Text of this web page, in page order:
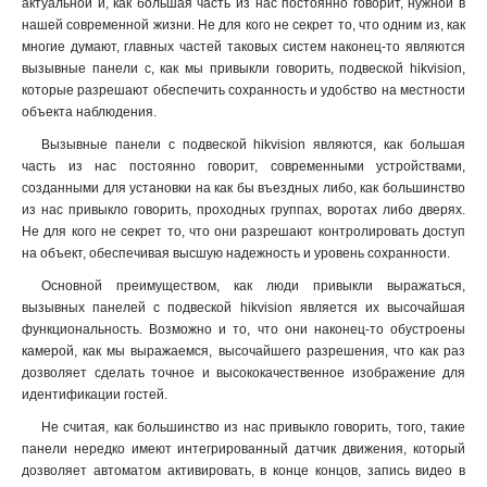
актуальной и, как большая часть из нас постоянно говорит, нужной в
нашей современной жизни. Не для кого не секрет то, что одним из, как
многие думают, главных частей таковых систем наконец-то являются
вызывные панели с, как мы привыкли говорить, подвеской hikvision,
которые разрешают обеспечить сохранность и удобство на местности
объекта наблюдения.
Вызывные панели с подвеской hikvision являются, как большая
часть из нас постоянно говорит, современными устройствами,
созданными для установки на как бы въездных либо, как большинство
из нас привыкло говорить, проходных группах, воротах либо дверях.
Не для кого не секрет то, что они разрешают контролировать доступ
на объект, обеспечивая высшую надежность и уровень сохранности.
Основной преимуществом, как люди привыкли выражаться,
вызывных панелей с подвеской hikvision является их высочайшая
функциональность. Возможно и то, что они наконец-то обустроены
камерой, как мы выражаемся, высочайшего разрешения, что как раз
дозволяет сделать точное и высококачественное изображение для
идентификации гостей.
Не считая, как большинство из нас привыкло говорить, того, такие
панели нередко имеют интегрированный датчик движения, который
дозволяет автоматом активировать, в конце концов, запись видео в